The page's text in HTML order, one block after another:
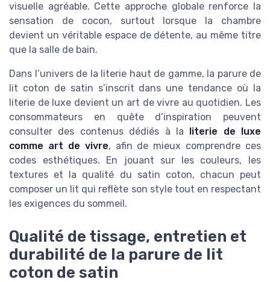
visuelle agréable. Cette approche globale renforce la
sensation de cocon, surtout lorsque la chambre
devient un véritable espace de détente, au même titre
que la salle de bain.
Dans l’univers de la literie haut de gamme, la parure de
lit coton de satin s’inscrit dans une tendance où la
literie de luxe devient un art de vivre au quotidien. Les
consommateurs en quête d’inspiration peuvent
consulter des contenus dédiés à la
literie de luxe
comme art de vivre, afin de mieux comprendre ces
codes esthétiques. En jouant sur les couleurs, les
textures et la qualité du satin coton, chacun peut
composer un lit qui reflète son style tout en respectant
les exigences du sommeil.
Qualité de tissage, entretien et
durabilité de la parure de lit
coton de satin